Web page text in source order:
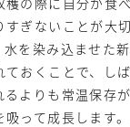
すぎないことが大
を染み込ませた
おくことで、し
るよりも常温保存
って成長します